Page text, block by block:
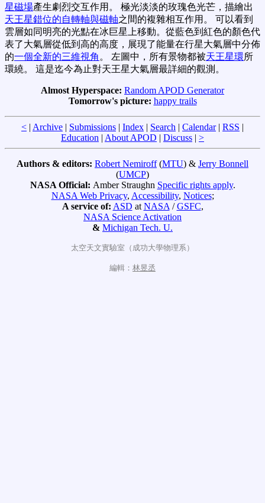
星磁場產生劇烈交互作用。 極光淡淡的玫瑰色光芒，描繪出
天王星錯位的自轉軸與磁軸之間的複雜相互作用。 可以看到
雲層如同明亮的光點在冰巨星上移動。從藍色到紅色的顏色代
表了大氣層從低到高的高度，展現了能量在行星大氣層中分佈
的一個全新的三維視角 。 左圖中，所有景物都被天王星環所
環繞。 這是迄今為止對天王星大氣層最詳細的觀測。
Almost Hyperspace: Random APOD Generator
Tomorrow's picture: happy trails
< | Archive | Submissions | Index | Search | Calendar| RSS |
Education | About APOD | Discuss | >
Authors & editors: Robert Nemiroff(MTU) & Jerry Bonnell
(UMCP)
NASA Official: Amber Straughn Specific rights apply.
NASA Web Privacy, Accessibility, Notices;
A service of: ASD at NASA /GSFC,
NASA Science Activation
& Michigan Tech. U.
太空天文實驗室（成功大學物理系）
編輯： 林昱丞